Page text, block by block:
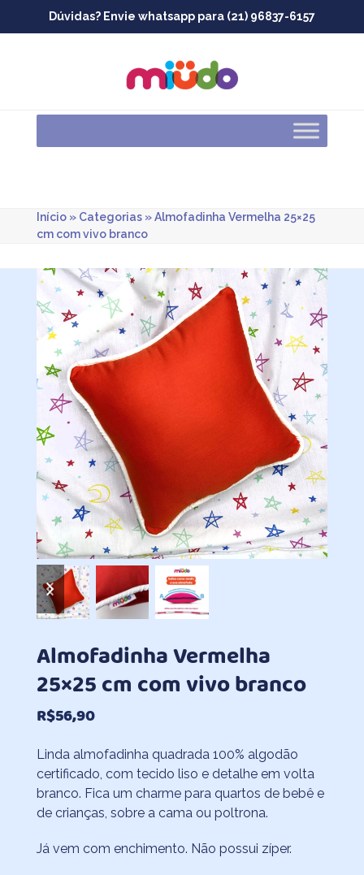
Dúvidas? Envie whatsapp para (21) 96837-6157
Início» Categorias»Almofadinha Vermelha 25×25
cm com vivo branco
previous
slide
next
slide
Almofadinha Vermelha
25×25 cm com vivo branco
R$56,90
Linda almofadinha quadrada 100% algodão
certificado, com tecido liso e detalhe em volta
branco. Fica um charme para quartos de bebê e
de crianças, sobre a cama ou poltrona.
Já vem com enchimento. Não possui zíper.